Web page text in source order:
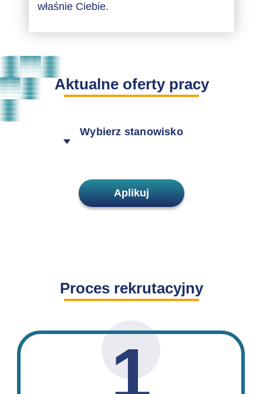
właśnie Ciebie.
Aktualne oferty pracy
Wybierz stanowisko
Aplikuj
Proces rekrutacyjny
1